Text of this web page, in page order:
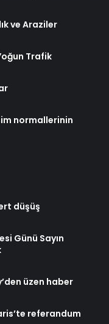
ve Araziler
Trafik
normallerinin
düşüş
Günü Sayın
üzen haber
referandum